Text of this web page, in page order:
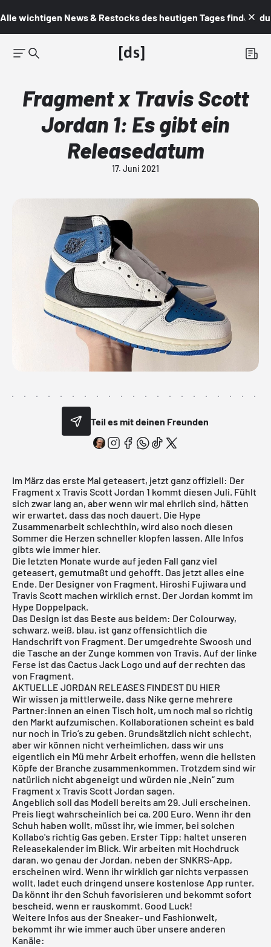
Alle wichtigen News & Restocks des heutigen Tages findest du
Fragment x Travis Scott
Jordan 1: Es gibt ein
Releasedatum
17. Juni 2021
Teil es mit deinen Freunden
Im März das erste Mal geteasert, jetzt ganz offiziell: Der
Fragment x Travis Scott Jordan 1 kommt diesen Juli. Fühlt
sich zwar lang an, aber wenn wir mal ehrlich sind, hätten
wir erwartet, dass das noch dauert. Die Hype
Zusammenarbeit schlechthin, wird also noch diesen
Sommer die Herzen schneller klopfen lassen. Alle Infos
gibts wie immer hier.
Die letzten Monate wurde auf jeden Fall ganz viel
geteasert, gemutmaßt und gehofft. Das jetzt alles eine
Ende. Der Designer von Fragment, Hiroshi Fujiwara und
Travis Scott machen wirklich ernst. Der Jordan kommt im
Hype Doppelpack.
Das Design ist das Beste aus beidem: Der Colourway,
schwarz, weiß, blau, ist ganz offensichtlich die
Handschrift von Fragment. Der umgedrehte Swoosh und
die Tasche an der Zunge kommen von Travis. Auf der linke
Ferse ist das Cactus Jack Logo und auf der rechten das
von Fragment.
AKTUELLE JORDAN RELEASES FINDEST DU HIER
Wir wissen ja mittlerweile, dass Nike gerne mehrere
Partner:innen an einen Tisch holt, um noch mal so richtig
den Markt aufzumischen. Kollaborationen scheint es bald
nur noch in Trio’s zu geben. Grundsätzlich nicht schlecht,
aber wir können nicht verheimlichen, dass wir uns
eigentlich ein Mü mehr Arbeit erhoffen, wenn die hellsten
Köpfe der Branche zusammenkommen. Trotzdem sind wir
natürlich nicht abgeneigt und würden nie „Nein“ zum
Fragment x Travis Scott Jordan sagen.
Angeblich soll das Modell bereits am 29. Juli erscheinen.
Preis liegt wahrscheinlich bei ca. 200 Euro. Wenn ihr den
Schuh haben wollt, müsst ihr, wie immer, bei solchen
Kollabo's richtig Gas geben. Erster Tipp: haltet unseren
Releasekalender im Blick. Wir arbeiten mit Hochdruck
daran, wo genau der Jordan, neben der SNKRS-App,
erscheinen wird. Wenn ihr wirklich gar nichts verpassen
wollt, ladet euch dringend unsere kostenlose App runter.
Da könnt ihr den Schuh favorisieren und bekommt sofort
bescheid, wenn er rauskommt. Good Luck!
Weitere Infos aus der Sneaker- und Fashionwelt,
bekommt ihr wie immer auch über unsere anderen
Kanäle: